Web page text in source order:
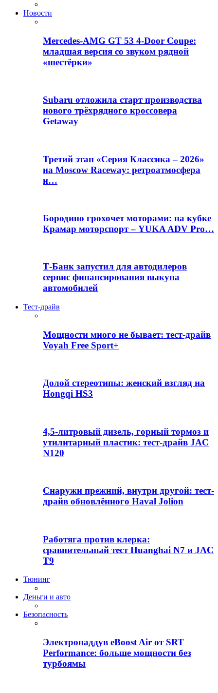
Новости
Mercedes-AMG GT 53 4-Door Coupe:
младшая версия со звуком рядной
«шестёрки»
Subaru отложила старт производства
нового трёхрядного кроссовера
Getaway
Третий этап «Серия Классика – 2026»
на Moscow Raceway: ретроатмосфера
и…
Бородино грохочет моторами: на кубке
Крамар моторспорт – YUKA ADV Pro…
Т-Банк запустил для автодилеров
сервис финансирования выкупа
автомобилей
Тест-драйв
Мощности много не бывает: тест-драйв
Voyah Free Sport+
Долой стереотипы: женский взгляд на
Hongqi HS3
4,5-литровый дизель, горный тормоз и
утилитарный пластик: тест-драйв JAC
N120
Снаружи прежний, внутри другой: тест-
драйв обновлённого Haval Jolion
Работяга против клерка:
сравнительный тест Huanghai N7 и JAC
T9
Тюнинг
Деньги и авто
Безопасность
Электронаддув eBoost Air от SRT
Performance: больше мощности без
турбоямы